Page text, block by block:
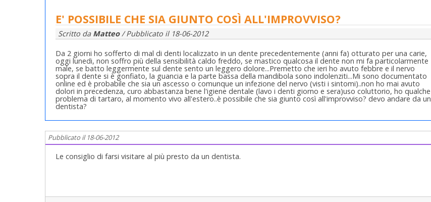
E' POSSIBILE CHE SIA GIUNTO COSÌ ALL'IMPROVVISO?
Scritto da Matteo/ Pubblicato il 18-06-2012
Da 2 giorni ho sofferto di mal di denti localizzato in un dente precedentemente (anni fa) otturato per una carie,
oggi lunedi, non soffro più della sensibilità caldo freddo, se mastico qualcosa il dente non mi fa particolarmente
male, se batto leggermente sul dente sento un leggero dolore...Premetto che ieri ho avuto febbre e il nervo
sopra il dente si è gonfiato, la guancia e la parte bassa della mandibola sono indolenziti...Mi sono documentato
online ed è probabile che sia un ascesso o comunque un infezione del nervo (visti i sintomi)..non ho mai avuto
dolori in precedenza, curo abbastanza bene l'igiene dentale (lavo i denti giorno e sera)uso coluttorio, ho qualche
problema di tartaro, al momento vivo all'estero..è possibile che sia giunto così all'improvviso? devo andare da un
dentista?
Pubblicato il 18-06-2012
Le consiglio di farsi visitare al più presto da un dentista.